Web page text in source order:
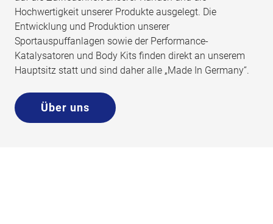
Hochwertigkeit unserer Produkte ausgelegt. Die
Entwicklung und Produktion unserer
Sportauspuffanlagen sowie der Performance-
Katalysatoren und Body Kits finden direkt an unserem
Hauptsitz statt und sind daher alle „Made In Germany“.
Über uns